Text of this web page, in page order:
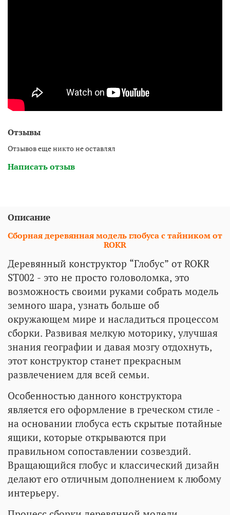
Отзывы
Отзывов еще никто не оставлял
Написать отзыв
Описание
Сборная деревянная модель глобуса с тайником от
ROKR
Деревянный конструктор “Глобус” от ROKR
ST002 - это не просто головоломка, это
возможность своими руками собрать модель
земного шара, узнать больше об
окружающем мире и насладиться процессом
сборки. Развивая мелкую моторику, улучшая
знания географии и давая мозгу отдохнуть,
этот конструктор станет прекрасным
развлечением для всей семьи.
Особенностью данного конструктора
является его оформление в греческом стиле -
на основании глобуса есть скрытые потайные
ящики, которые открываются при
правильном сопоставлении созвездий.
Вращающийся глобус и классический дизайн
делают его отличным дополнением к любому
интерьеру.